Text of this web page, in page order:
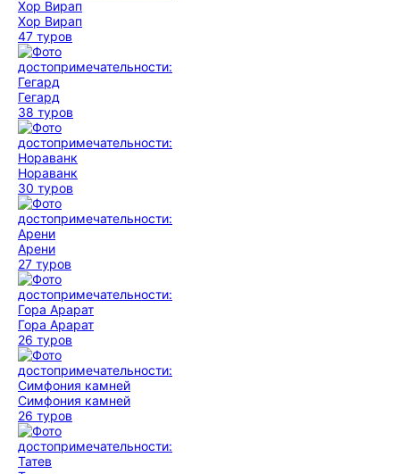
Хор Вирап
47 туров
Гегард
38 туров
Нораванк
30 туров
Арени
27 туров
Гора Арарат
26 туров
Симфония камней
26 туров